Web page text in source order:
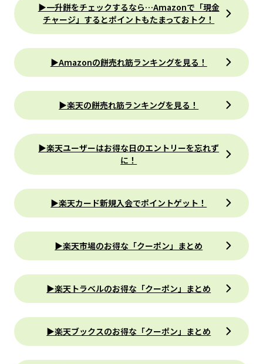
▶一升餅をチェックするなら…Amazonで「現金
チャージ」するとポイントもたまっておトク！
▶Amazonの餅売れ筋ランキングを見る！
▶楽天の餅売れ筋ランキングを見る！
▶楽天ユーザーはお得な日のエントリーを忘れず
に！
▶楽天カード新規入会でポイントゲット！
▶楽天市場のお得な「クーポン」まとめ
▶楽天トラベルのお得な「クーポン」まとめ
▶楽天ブックスのお得な「クーポン」まとめ